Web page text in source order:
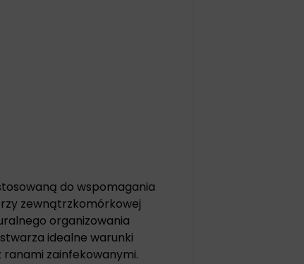
do wspomagania
zewnątrzkomórkowej
organizowania
idealne warunki
zainfekowanymi.